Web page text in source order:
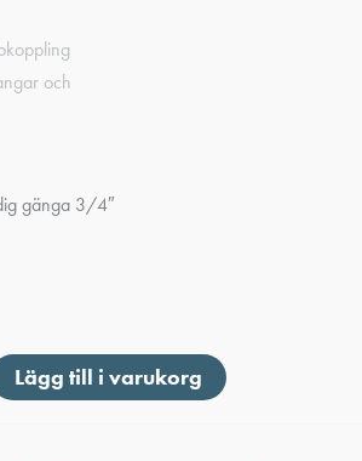
gänga 3/4″
Lägg till i varukorg